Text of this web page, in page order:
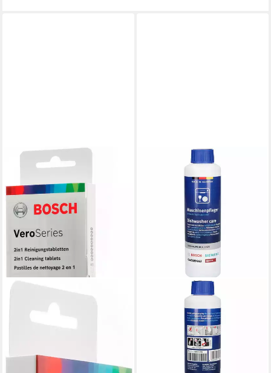
Spülmaschinenreiniger (für
Geschirrspüler)